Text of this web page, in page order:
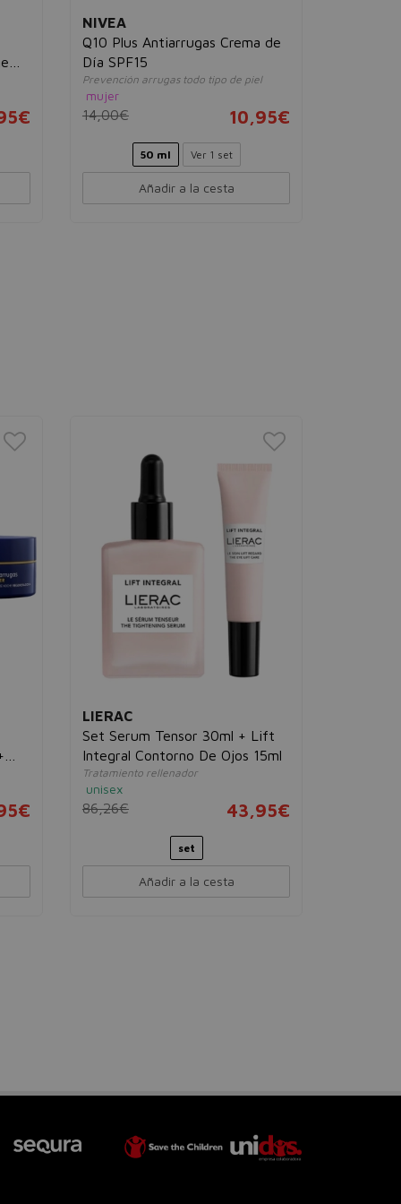
NIVEA
Q10 Plus Antiarrugas Crema de
Día SPF15
Prevención arrugas todo tipo de piel
mujer
14,00€ 10,95€
50 ml Ver 1 set
Añadir a la cesta
LIERAC
Set Serum Tensor 30ml + Lift
Integral Contorno De Ojos 15ml
Tratamiento rellenador
unisex
86,26€ 43,95€
set
Añadir a la cesta